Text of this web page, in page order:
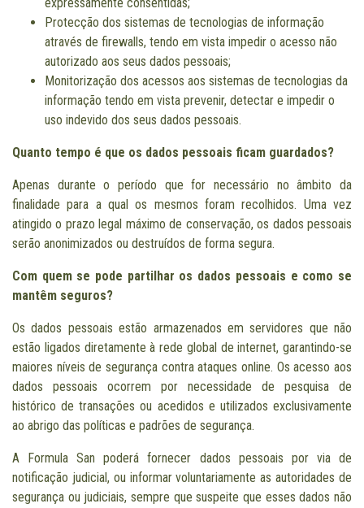
Protecção dos sistemas de tecnologias de informação
através de firewalls, tendo em vista impedir o acesso não
autorizado aos seus dados pessoais;
Monitorização dos acessos aos sistemas de tecnologias da
informação tendo em vista prevenir, detectar e impedir o
uso indevido dos seus dados pessoais.
Quanto tempo é que os dados pessoais ficam guardados?
Apenas durante o período que for necessário no âmbito da
finalidade para a qual os mesmos foram recolhidos. Uma vez
atingido o prazo legal máximo de conservação, os dados pessoais
serão anonimizados ou destruídos de forma segura.
Com quem se pode partilhar os dados pessoais e como se
mantêm seguros?
Os dados pessoais estão armazenados em servidores que não
estão ligados diretamente à rede global de internet, garantindo-se
maiores níveis de segurança contra ataques online. Os acesso aos
dados pessoais ocorrem por necessidade de pesquisa de
histórico de transações ou acedidos e utilizados exclusivamente
ao abrigo das políticas e padrões de segurança.
A Formula San poderá fornecer dados pessoais por via de
notificação judicial, ou informar voluntariamente as autoridades de
segurança ou judiciais, sempre que suspeite que esses dados não